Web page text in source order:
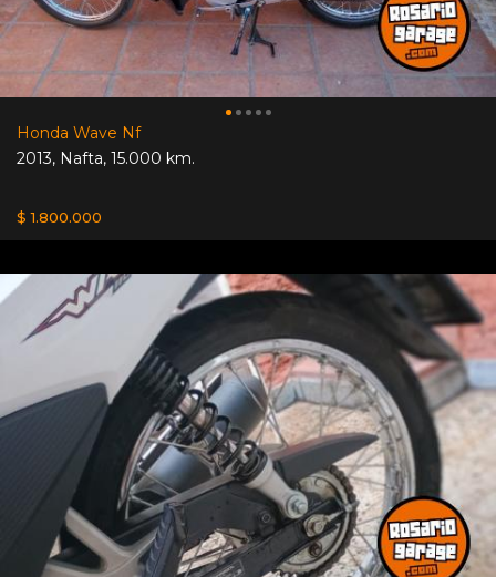
Honda Wave Nf
2013, Nafta, 15.000 km.
$ 1.800.000